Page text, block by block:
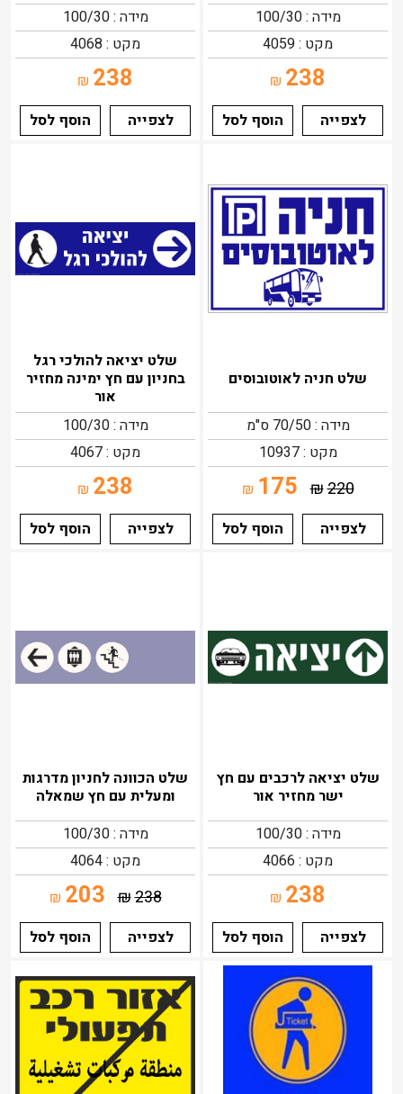
מידה : 100/30
מקט : 4059
238
₪
לצפייה
הוסף לסל
מידה : 100/30
מקט : 4068
238
₪
לצפייה
הוסף לסל
שלט חניה לאוטובוסים
מידה : 70/50 ס"מ
מקט : 10937
220
₪
175
₪
לצפייה
הוסף לסל
שלט יציאה להולכי רגל
בחניון עם חץ ימינה מחזיר
אור
מידה : 100/30
מקט : 4067
238
₪
לצפייה
הוסף לסל
שלט יציאה לרכבים עם חץ
ישר מחזיר אור
מידה : 100/30
מקט : 4066
238
₪
לצפייה
הוסף לסל
שלט הכוונה לחניון מדרגות
ומעלית עם חץ שמאלה
מידה : 100/30
מקט : 4064
238
₪
203
₪
לצפייה
הוסף לסל